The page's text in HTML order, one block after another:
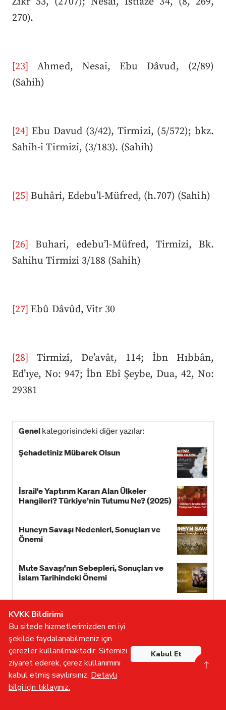
270).
[23] Ahmed, Nesai, Ebu Dâvud, (2/89)
(Sahih)
[24] Ebu Davud (3/42), Tirmizi, (5/572); bkz.
Sahih-i Tirmizi, (3/183). (Sahih)
[25] Buhâri, Edebu’l-Müfred, (h.707) (Sahih)
[26] Buhari, edebu’l-Müfred, Tirmizi, Bk.
Sahihu Tirmizi 3/188 (Sahih)
[27] Ebû Dâvûd, Vitr 30
[28] Tirmizî, De’avât, 114; İbn Hıbbân,
Ed’ıye, No: 947; İbn Ebî Şeybe, Dua, 42, No:
29381
Genel kategorisindeki diğer yazılar:
Şehadetiniz Mübarek Olsun
İsrail'e Yaptırım Kararı Alan Ülkeler
Hangileri? Türkiye’nin Tutumu Ne? (2025)
Huneyn Savaşı Nedenleri, Sonuçları ve
Önemi
Mute Savaşı’nın Sebepleri, Sonuçları ve
İslam Tarihindeki Önemi
Nedenleri ve Sonuçları
30 Kasım 1925 Doğu ve Güneydoğu’da
Bütün Tekke ve Zaviyelerin Kapatılması
Diğer yazılarımıza göz atın
KVKK Bildirimi
Bu sitede hizmetlerimizden en iyi
şekilde faydalanabilmeniz için
çerezler kullanılmaktadır. Sitemizi
ziyaret ederek, çerez kullanımını
kabul etmiş sayılırsınız. Detaylı
bilgi için tıklayınız.
Kabul Et